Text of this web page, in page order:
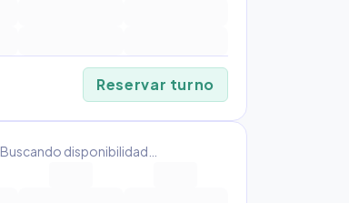
Reservar turno
Buscando disponibilidad…